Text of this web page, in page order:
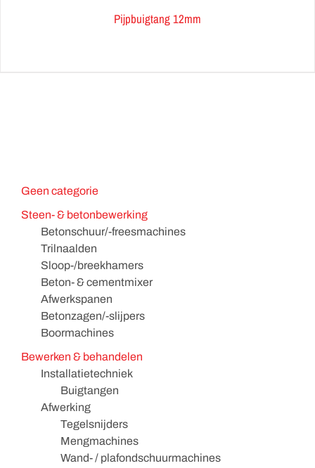
Pijpbuigtang 12mm
Geen categorie
Steen- & betonbewerking
Betonschuur/-freesmachines
Trilnaalden
Sloop-/breekhamers
Beton- & cementmixer
Afwerkspanen
Betonzagen/-slijpers
Boormachines
Bewerken & behandelen
Installatietechniek
Buigtangen
Afwerking
Tegelsnijders
Mengmachines
Wand- / plafondschuurmachines